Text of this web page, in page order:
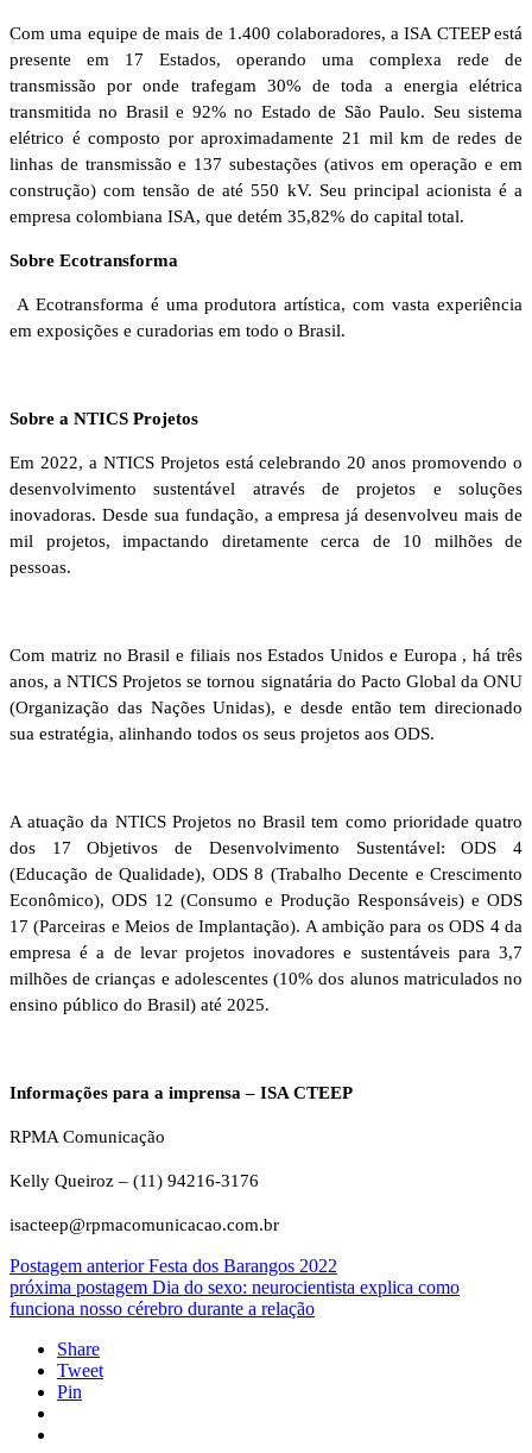
Com uma equipe de mais de 1.400 colaboradores, a ISA CTEEP está
presente em 17 Estados, operando uma complexa rede de
transmissão por onde trafegam 30% de toda a energia elétrica
transmitida no Brasil e 92% no Estado de São Paulo. Seu sistema
elétrico é composto por aproximadamente 21 mil km de redes de
linhas de transmissão e 137 subestações (ativos em operação e em
construção) com tensão de até 550 kV. Seu principal acionista é a
empresa colombiana ISA, que detém 35,82% do capital total.
Sobre Ecotransforma
A Ecotransforma é uma produtora artística, com vasta experiência
em exposições e curadorias em todo o Brasil.
Sobre a NTICS Projetos
Em 2022, a NTICS Projetos está celebrando 20 anos promovendo o
desenvolvimento sustentável através de projetos e soluções
inovadoras. Desde sua fundação, a empresa já desenvolveu mais de
mil projetos, impactando diretamente cerca de 10 milhões de
pessoas.
Com matriz no Brasil e filiais nos Estados Unidos e Europa , há três
anos, a NTICS Projetos se tornou signatária do Pacto Global da ONU
(Organização das Nações Unidas), e desde então tem direcionado
sua estratégia, alinhando todos os seus projetos aos ODS.
A atuação da NTICS Projetos no Brasil tem como prioridade quatro
dos 17 Objetivos de Desenvolvimento Sustentável: ODS 4
(Educação de Qualidade), ODS 8 (Trabalho Decente e Crescimento
Econômico), ODS 12 (Consumo e Produção Responsáveis) e ODS
17 (Parceiras e Meios de Implantação). A ambição para os ODS 4 da
empresa é a de levar projetos inovadores e sustentáveis para 3,7
milhões de crianças e adolescentes (10% dos alunos matriculados no
ensino público do Brasil) até 2025.
Informações para a imprensa – ISA CTEEP
RPMA Comunicação
Kelly Queiroz – (11) 94216-3176
isacteep@rpmacomunicacao.com.br
Postagem anterior Festa dos Barangos 2022
próxima postagem Dia do sexo: neurocientista explica como
funciona nosso cérebro durante a relação
Share
Tweet
Pin